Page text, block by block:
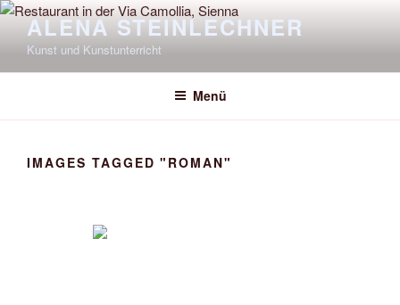
Zum
Inhalt
springen
ALENA STEINLECHNER
Kunst und Kunstunterricht
Menü
IMAGES TAGGED "ROMAN"